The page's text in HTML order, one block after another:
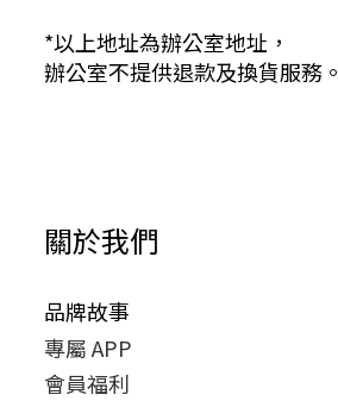
*以上地址為辦公室地址，
辦公室不提供退款及換貨服務。
關於我們
品牌故事
專屬 APP
會員福利